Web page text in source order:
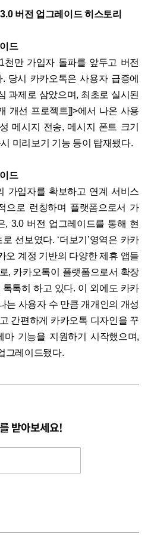
버전 업그레이드 히스토리
드
천만 가입자 돌파를 앞두고 버전
당시 카카오톡은 사용자 급증에
과제로 삼았으며, 최초로 실시된
개선 프로젝트]]>에서 나온 사용
메시지 전송, 메시지 폰트 크기
미리보기 기능 등이 탑재됐다.
드
가입자를 확보하고 연계 서비스
으로 런칭하며 플랫폼으로서 가
, 3.0 버전 업그레이드를 통해 현
선보였다. ‘더보기’영역은 카카
오 계정 기반의 다양한 제휴 앱들
, 카카오톡이 플랫폼으로서 확장
톡히 하고 있다. 이 외에도 카카
는 사용자 수 만큼 개개인의 개성
간편하게 카카오톡 디자인을 꾸
기능을 지원하기 시작했으며,
그레이드됐다.
받아보세요!